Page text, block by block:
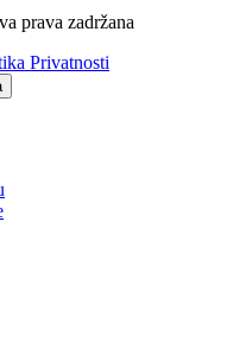
prava zadržana
Privatnosti